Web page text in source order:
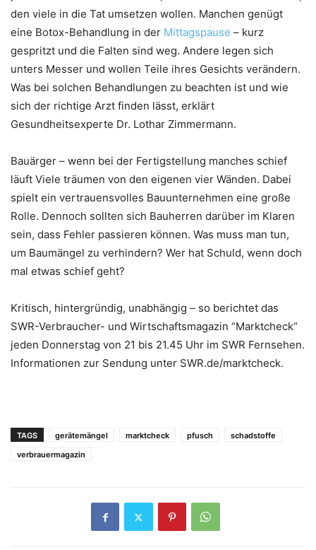
den viele in die Tat umsetzen wollen. Manchen genügt
eine Botox-Behandlung in der Mittagspause – kurz
gespritzt und die Falten sind weg. Andere legen sich
unters Messer und wollen Teile ihres Gesichts verändern.
Was bei solchen Behandlungen zu beachten ist und wie
sich der richtige Arzt finden lässt, erklärt
Gesundheitsexperte Dr. Lothar Zimmermann.
Bauärger – wenn bei der Fertigstellung manches schief
läuft Viele träumen von den eigenen vier Wänden. Dabei
spielt ein vertrauensvolles Bauunternehmen eine große
Rolle. Dennoch sollten sich Bauherren darüber im Klaren
sein, dass Fehler passieren können. Was muss man tun,
um Baumängel zu verhindern? Wer hat Schuld, wenn doch
mal etwas schief geht?
Kritisch, hintergründig, unabhängig – so berichtet das
SWR-Verbraucher- und Wirtschaftsmagazin “Marktcheck“
jeden Donnerstag von 21 bis 21.45 Uhr im SWR Fernsehen.
Informationen zur Sendung unter SWR.de/marktcheck.
TAGS gerätemängel marktcheck pfusch
schadstoffe
verbrauermagazin